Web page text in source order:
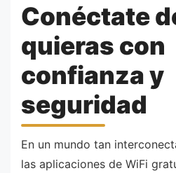
Conéctate
quieras con
confianza y
seguridad
En un mundo tan
las aplicaciones de WiFi